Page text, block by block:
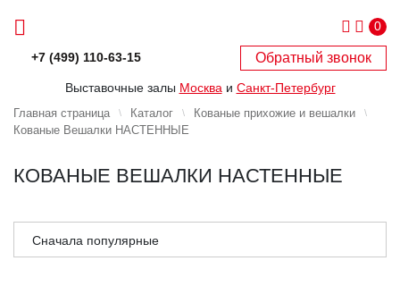
0
+7 (499) 110-63-15 Обратный звонок
Выставочные залы Москва и Санкт-Петербург
Главная страница Каталог
Кованые прихожие и вешалки
Кованые Вешалки НАСТЕННЫЕ
КОВАНЫЕ ВЕШАЛКИ НАСТЕННЫЕ
Сначала популярные